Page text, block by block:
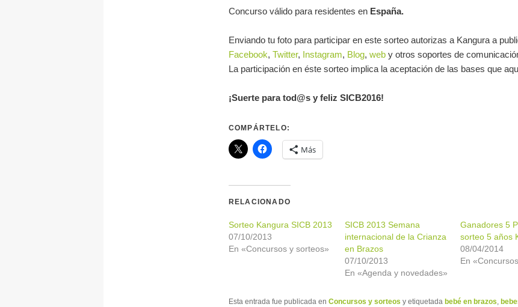
Concurso válido para residentes en España.
Enviando tu foto para participar en este sorteo autorizas a Kangura a
Facebook, Twitter, Instagram, Blog, weby otros soportes de
La participación en éste sorteo implica la aceptación de las bases que
¡Suerte para tod@s y feliz SICB2016!
COMPÁRTELO:
Más
RELACIONADO
Sorteo Kangura SICB 2013
07/10/2013
En «Concursos y sorteos»
SICB 2013 Semana
internacional de la Crianza
en Brazos
07/10/2013
En «Agenda y novedades»
Ganadores 5
sorteo 5 años
08/04/2014
En
Esta entrada fue publicada en Concursos y sorteos y etiquetada bebé en brazos